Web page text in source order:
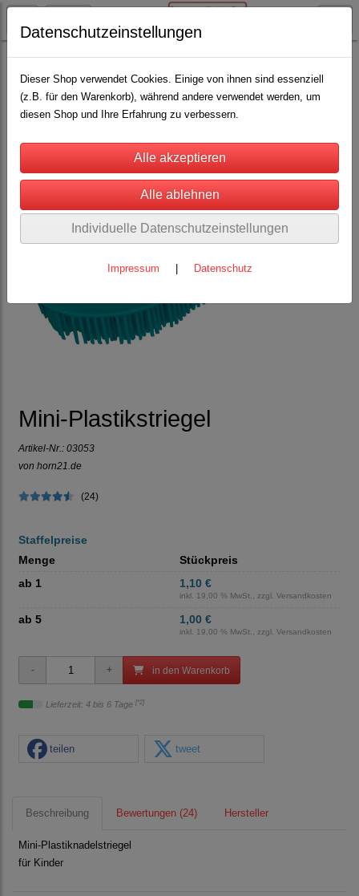
Pferdehaltung Bürsten, Striegel, Kämme, Scheren(36)
Mini-Plastikstriegel
Artikel-Nr.: 03053
von horn21.de
(24)
Staffelpreise
Menge
Stückpreis
ab 1
1,10 €
inkl. 19,00 % MwSt., zzgl. Versandkosten
ab 5 1,00 €
inkl. 19,00 % MwSt., zzgl. Versandkosten
in den Warenkorb
Lieferzeit: 4 bis 6 Tage [*2]
teilen tweet
Beschreibung Bewertungen (24) Hersteller
Mini-Plastiknadelstriegel
für Kinder
Datenschutzeinstellungen
Dieser Shop verwendet Cookies. Einige von ihnen sind essenziell
(z.B. für den Warenkorb), während andere verwendet werden, um
diesen Shop und Ihre Erfahrung zu verbessern.
Individuelle Datenschutzeinstellungen
Impressum Datenschutz